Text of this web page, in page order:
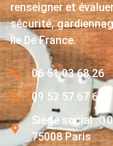
renseigner et
sécurité,
Île De France.
06 51 03 68 26
09 53 57 67 63
Siège social :
75008 Paris